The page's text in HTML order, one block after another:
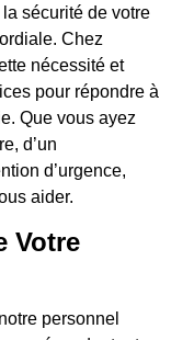
sécurité de votre
Chez
nécessité et
pour répondre à
Que vous ayez
d’un
d’urgence,
aider.
Votre
personnel